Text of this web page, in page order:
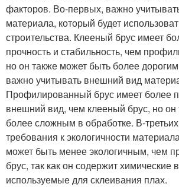
факторов. Во-первых, важно
материала, который будет
строительства. Клееный брус имеет
прочность и стабильность, чем
но он также может быть более
важно учитывать внешний вид
Профилированный брус имеет более
внешний вид, чем клееный брус, но
более сложным в обработке. В-
требования к экологичности
может быть менее экологичным, чем
брус, так как он содержит химические
используемые для склеивания плах.